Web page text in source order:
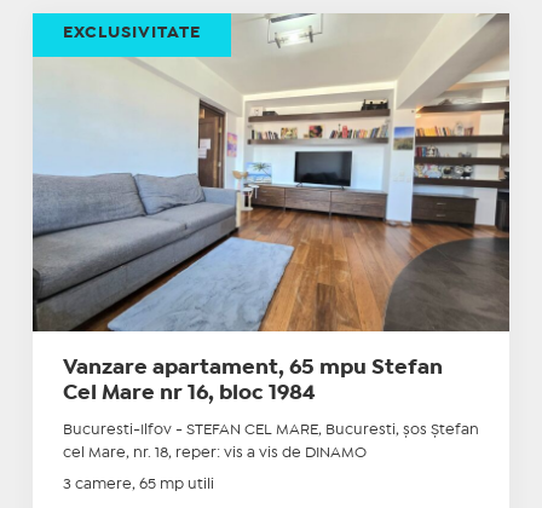
Vanzare apartament, 65 mpu Stefan
Cel Mare nr 16, bloc 1984
Bucuresti-Ilfov - STEFAN CEL MARE, Bucuresti, șos Ştefan
cel Mare, nr. 18, reper: vis a vis de DINAMO
3 camere, 65 mp utili
EXCLUSIVITATE